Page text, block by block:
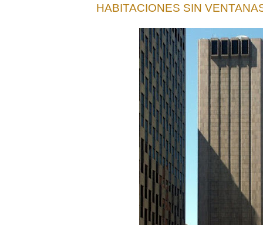
HABITACIONES SIN